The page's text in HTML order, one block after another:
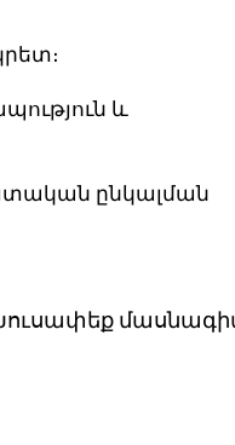
և
ընկալման